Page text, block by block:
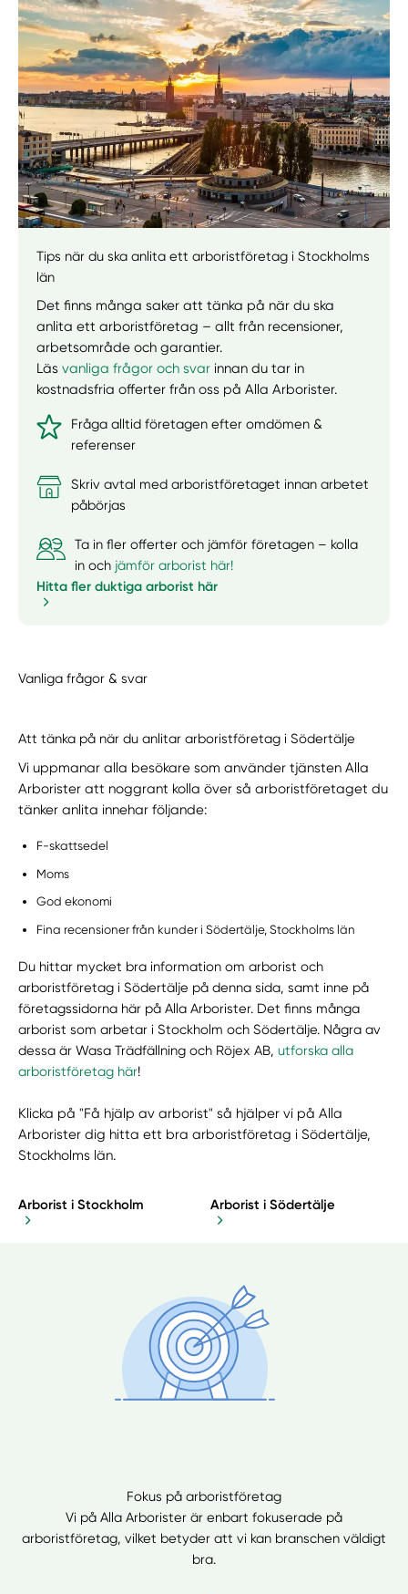
Manuellt Få hjälp
Välj tillvägagångssätt
Tips när du ska anlita ett arboristföretag i Stockholms
län
Det finns många saker att tänka på när du ska
anlita ett arboristföretag – allt från recensioner,
arbetsområde och garantier.
Läsvanliga frågor och svar innan du tar in
kostnadsfria offerter från oss på Alla Arborister.
Fråga alltid företagen efter omdömen &
referenser
Skriv avtal med arboristföretaget innan arbetet
påbörjas
Ta in fler offerter och jämför företagen – kolla
in och jämför arborist här!
Hitta fler duktiga arborist här
Vanliga frågor & svar
Att tänka på när du anlitar arboristföretag i Södertälje
Vi uppmanar alla besökare som använder tjänsten Alla
Arborister att noggrant kolla över så arboristföretaget du
tänker anlita innehar följande:
F-skattsedel
Moms
God ekonomi
Fina recensioner från kunder i Södertälje, Stockholms län
Du hittar mycket bra information om arborist och
arboristföretag i Södertälje på denna sida, samt inne på
företagssidorna här på Alla Arborister. Det finns många
arborist som arbetar i Stockholm och Södertälje. Några av
dessa är Wasa Trädfällning och Röjex AB,utforska alla
arboristföretag här!
Klicka på "Få hjälp av arborist" så hjälper vi på Alla
Arborister dig hitta ett bra arboristföretag i Södertälje,
Stockholms län.
Arborist i Stockholm Arborist i Södertälje
Fokus på arboristföretag
Vi på Alla Arborister är enbart fokuserade på
arboristföretag, vilket betyder att vi kan branschen väldigt
bra.